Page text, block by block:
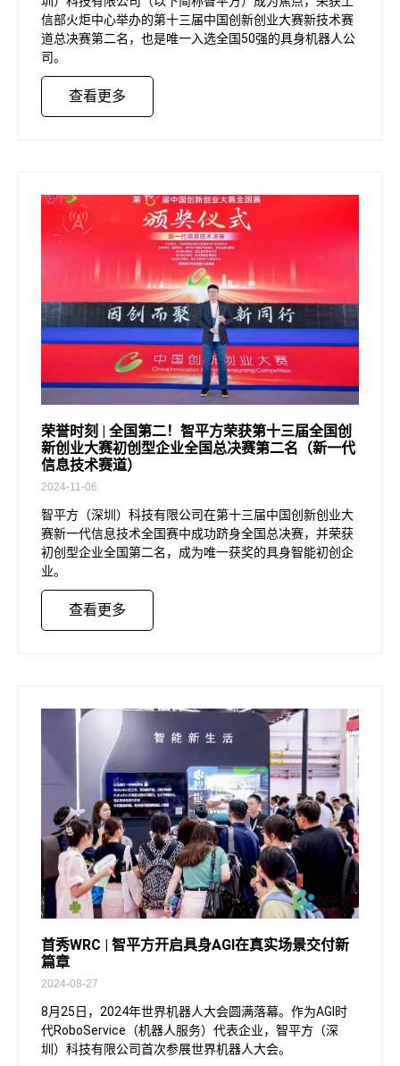
信部火炬中心举办的第十三届中国创新创业大赛新技术赛
道总决赛第二名，也是唯一入选全国50强的具身机器人公
司。
查看更多
荣誉时刻 | 全国第二！智平方荣获第十三届全国创
新创业大赛初创型企业全国总决赛第二名（新一代
信息技术赛道）
2024-11-06
智平方（深圳）科技有限公司在第十三届中国创新创业大
赛新一代信息技术全国赛中成功跻身全国总决赛，并荣获
初创型企业全国第二名，成为唯一获奖的具身智能初创企
业。
查看更多
首秀WRC | 智平方开启具身AGI在真实场景交付新
篇章
2024-08-27
8月25日，2024年世界机器人大会圆满落幕。作为AGI时
代RoboService（机器人服务）代表企业，智平方（深
圳）科技有限公司首次参展世界机器人大会。